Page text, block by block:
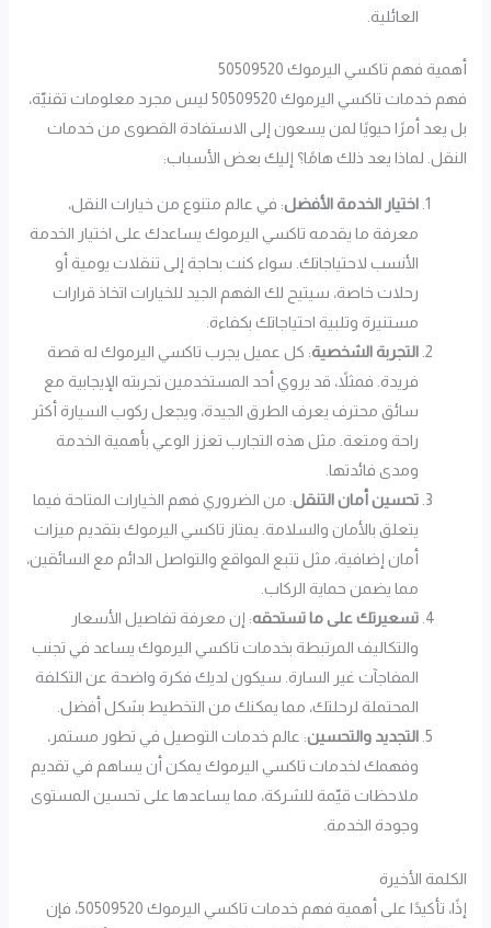
العائلية.
أهمية فهم تاكسي اليرموك 50509520
فهم خدمات تاكسي اليرموك 50509520 ليس مجرد معلومات تقنيّة،
بل يعد أمرًا حيويًا لمن يسعون إلى الاستفادة القصوى من خدمات
النقل. لماذا يعد ذلك هامًا؟ إليك بعض الأسباب:
اختيار الخدمة الأفضل: في عالم متنوع من خيارات النقل،
معرفة ما يقدمه تاكسي اليرموك يساعدك على اختيار الخدمة
الأنسب لاحتياجاتك. سواء كنت بحاجة إلى تنقلات يومية أو
رحلات خاصة، سيتيح لك الفهم الجيد للخيارات اتخاذ قرارات
مستنيرة وتلبية احتياجاتك بكفاءة.
التجربة الشخصية: كل عميل يجرب تاكسي اليرموك له قصة
فريدة. فمثلاً، قد يروي أحد المستخدمين تجربته الإيجابية مع
سائق محترف يعرف الطرق الجيدة، ويجعل ركوب السيارة أكثر
راحة ومتعة. مثل هذه التجارب تعزز الوعي بأهمية الخدمة
ومدى فائدتها.
تحسين أمان التنقل: من الضروري فهم الخيارات المتاحة فيما
يتعلق بالأمان والسلامة. يمتاز تاكسي اليرموك بتقديم ميزات
أمان إضافية، مثل تتبع المواقع والتواصل الدائم مع السائقين،
مما يضمن حماية الركاب.
تسعيرتك على ما تستحقه: إن معرفة تفاصيل الأسعار
والتكاليف المرتبطة بخدمات تاكسي اليرموك يساعد في تجنب
المفاجآت غير السارة. سيكون لديك فكرة واضحة عن التكلفة
المحتملة لرحلتك، مما يمكنك من التخطيط بشكل أفضل.
التجديد والتحسين: عالم خدمات التوصيل في تطور مستمر،
وفهمك لخدمات تاكسي اليرموك يمكن أن يساهم في تقديم
ملاحظات قيّمة للشركة، مما يساعدها على تحسين المستوى
وجودة الخدمة.
الكلمة الأخيرة
إذًا، تأكيدًا على أهمية فهم خدمات تاكسي اليرموك 50509520، فإن